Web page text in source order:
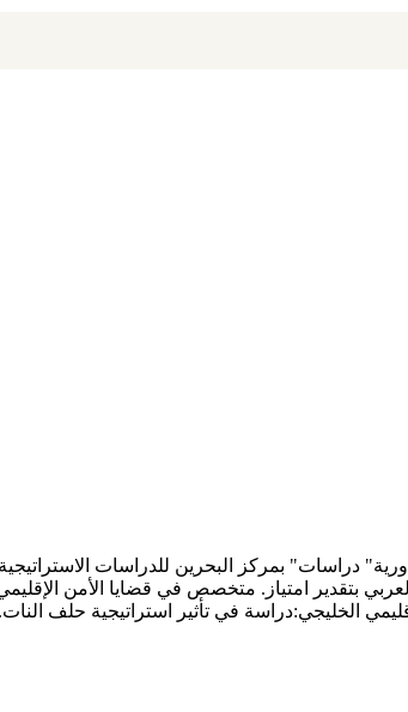
بتقدير امتياز. متخصص في قضايا الأمن الإقليمي